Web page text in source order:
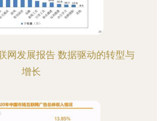
网发展报告 数据驱动的转型与
增长